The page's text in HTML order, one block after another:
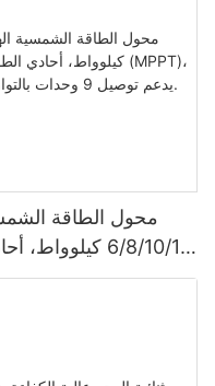
محول الطاقة
6/8/10/12